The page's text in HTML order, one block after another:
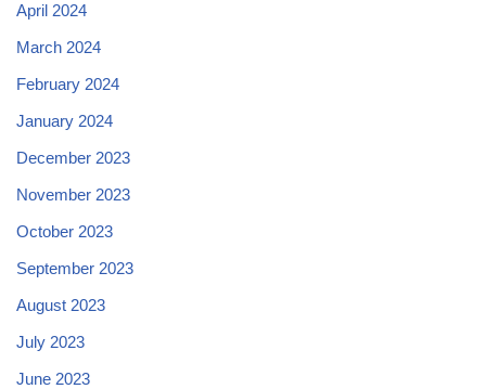
April 2024
March 2024
February 2024
January 2024
December 2023
November 2023
October 2023
September 2023
August 2023
July 2023
June 2023